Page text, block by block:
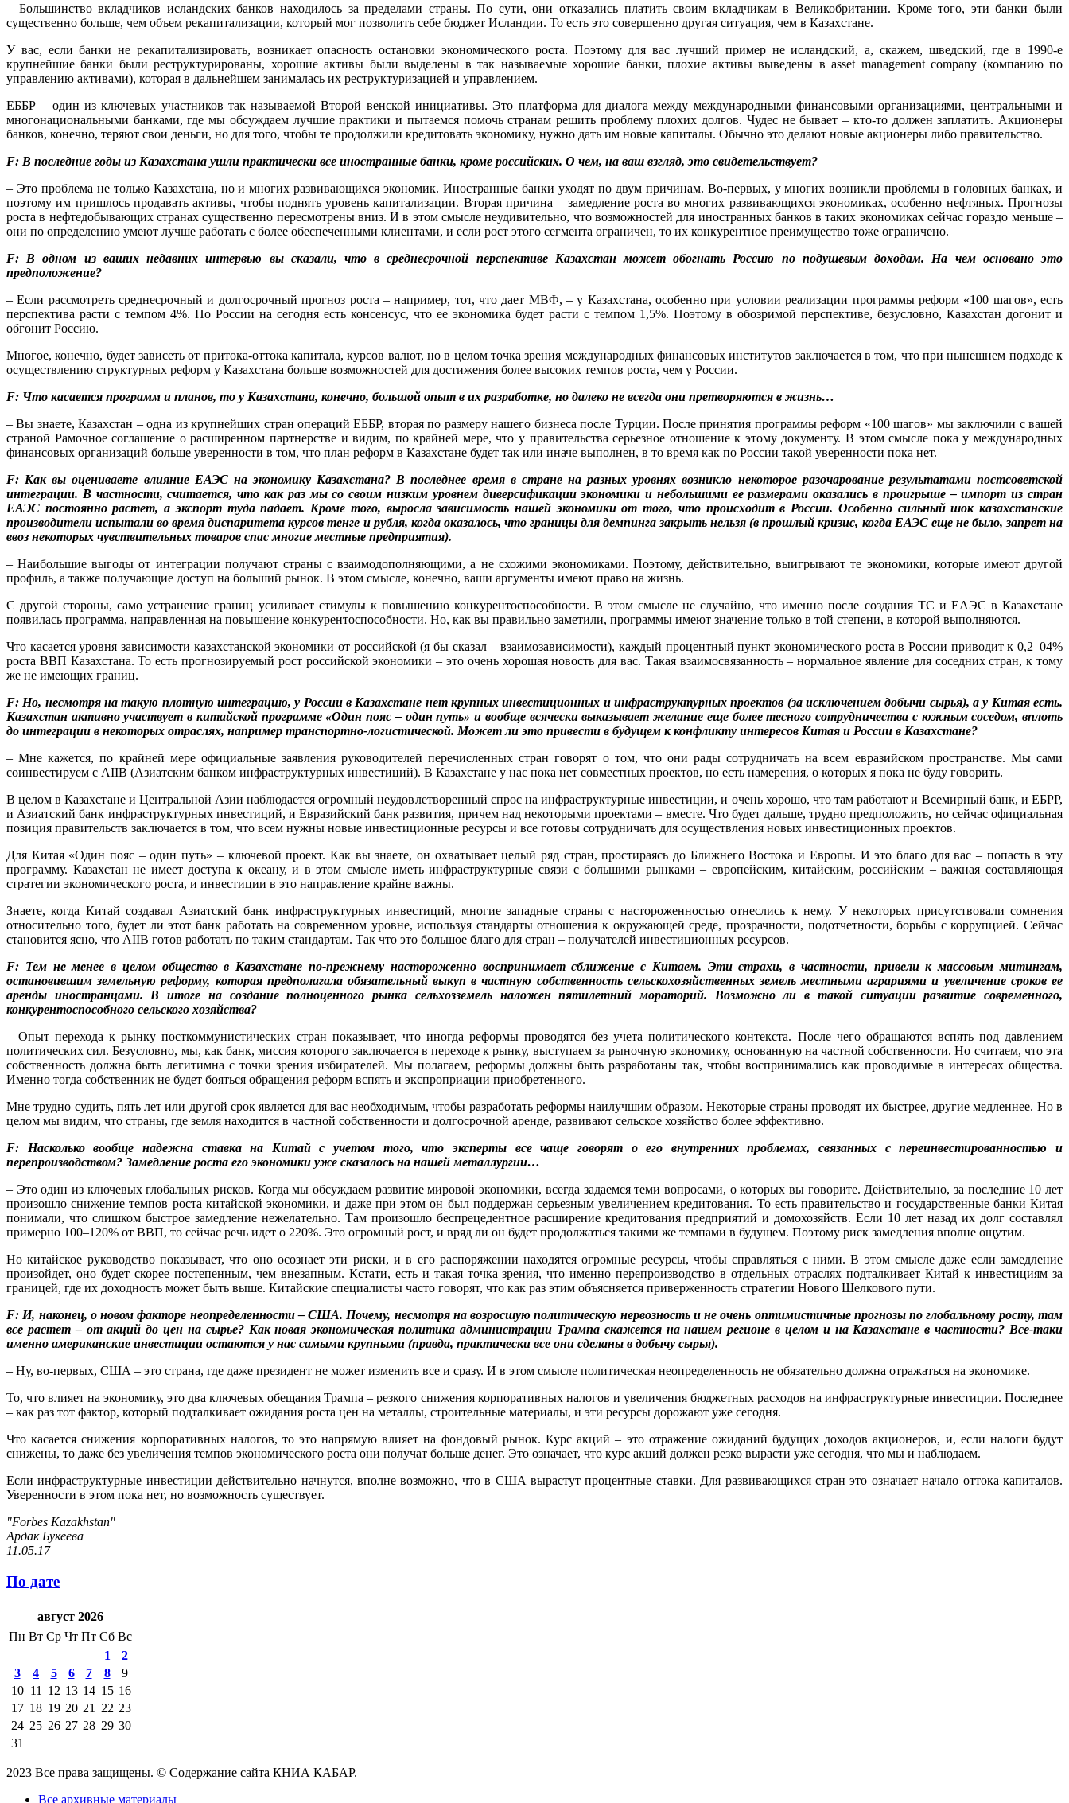
– Большинство вкладчиков исландских банков находилось за пределами страны. По сути, они отказались платить своим вкладчикам в Великобритании. Кроме того, эти банки были
существенно больше, чем объем рекапитализации, который мог позволить себе бюджет Исландии. То есть это совершенно другая ситуация, чем в Казахстане.
У вас, если банки не рекапитализировать, возникает опасность остановки экономического роста. Поэтому для вас лучший пример не исландский, а, скажем, шведский, где в 1990-е
крупнейшие банки были реструктурированы, хорошие активы были выделены в так называемые хорошие банки, плохие активы выведены в asset management company (компанию по
управлению активами), которая в дальнейшем занималась их реструктуризацией и управлением.
ЕББР – один из ключевых участников так называемой Второй венской инициативы. Это платформа для диалога между международными финансовыми организациями, центральными и
многонациональными банками, где мы обсуждаем лучшие практики и пытаемся помочь странам решить проблему плохих долгов. Чудес не бывает – кто-то должен заплатить. Акционеры
банков, конечно, теряют свои деньги, но для того, чтобы те продолжили кредитовать экономику, нужно дать им новые капиталы. Обычно это делают новые акционеры либо правительство.
F: В последние годы из Казахстана ушли практически все иностранные банки, кроме российских. О чем, на ваш взгляд, это свидетельствует?
– Это проблема не только Казахстана, но и многих развивающихся экономик. Иностранные банки уходят по двум причинам. Во-первых, у многих возникли проблемы в головных банках, и
поэтому им пришлось продавать активы, чтобы поднять уровень капитализации. Вторая причина – замедление роста во многих развивающихся экономиках, особенно нефтяных. Прогнозы
роста в нефтедобывающих странах существенно пересмотрены вниз. И в этом смысле неудивительно, что возможностей для иностранных банков в таких экономиках сейчас гораздо меньше –
они по определению умеют лучше работать с более обеспеченными клиентами, и если рост этого сегмента ограничен, то их конкурентное преимущество тоже ограничено.
F: В одном из ваших недавних интервью вы сказали, что в среднесрочной перспективе Казахстан может обогнать Россию по подушевым доходам. На чем основано это
предположение?
– Если рассмотреть среднесрочный и долгосрочный прогноз роста – например, тот, что дает МВФ, – у Казахстана, особенно при условии реализации программы реформ «100 шагов», есть
перспектива расти с темпом 4%. По России на сегодня есть консенсус, что ее экономика будет расти с темпом 1,5%. Поэтому в обозримой перспективе, безусловно, Казахстан догонит и
обгонит Россию.
Многое, конечно, будет зависеть от притока-оттока капитала, курсов валют, но в целом точка зрения международных финансовых институтов заключается в том, что при нынешнем подходе к
осуществлению структурных реформ у Казахстана больше возможностей для достижения более высоких темпов роста, чем у России.
F: Что касается программ и планов, то у Казахстана, конечно, большой опыт в их разработке, но далеко не всегда они претворяются в жизнь…
– Вы знаете, Казахстан – одна из крупнейших стран операций ЕББР, вторая по размеру нашего бизнеса после Турции. После принятия программы реформ «100 шагов» мы заключили с вашей
страной Рамочное соглашение о расширенном партнерстве и видим, по крайней мере, что у правительства серьезное отношение к этому документу. В этом смысле пока у международных
финансовых организаций больше уверенности в том, что план реформ в Казахстане будет так или иначе выполнен, в то время как по России такой уверенности пока нет.
F: Как вы оцениваете влияние ЕАЭС на экономику Казахстана? В последнее время в стране на разных уровнях возникло некоторое разочарование результатами постсоветской
интеграции. В частности, считается, что как раз мы со своим низким уровнем диверсификации экономики и небольшими ее размерами оказались в проигрыше – импорт из стран
ЕАЭС постоянно растет, а экспорт туда падает. Кроме того, выросла зависимость нашей экономики от того, что происходит в России. Особенно сильный шок казахстанские
производители испытали во время диспаритета курсов тенге и ­рубля, когда оказалось, что границы для демпинга закрыть нельзя (в прошлый кризис, когда ЕАЭС еще не было, запрет на
ввоз некоторых чувствительных товаров спас многие местные предприятия).
– Наибольшие выгоды от интеграции получают страны с взаимодополняющими, а не схожими экономиками. Поэтому, действительно, выигрывают те экономики, которые имеют другой
профиль, а также получающие доступ на больший рынок. В этом смысле, конечно, ваши аргументы имеют право на жизнь.
С другой стороны, само устранение границ усиливает стимулы к повышению конкурентоспособности. В этом смысле не случайно, что именно после создания ТС и ЕАЭС в Казахстане
появилась программа, направленная на повышение конкурентоспособности. Но, как вы правильно заметили, программы имеют значение только в той степени, в которой выполняются.
Что касается уровня зависимости казахстанской экономики от российской (я бы сказал – взаимозависимости), каждый процентный пункт экономического роста в России приводит к 0,2–04%
роста ВВП Казахстана. То есть прогнозируемый рост российской экономики – это очень хорошая новость для вас. Такая взаимо­связанность – нормальное явление для соседних стран, к тому
же не имеющих границ.
F: Но, несмотря на такую плотную интеграцию, у России в Казахстане нет крупных инвестиционных и инфраструктурных проектов (за исключением добычи сырья), а у Китая есть.
Казахстан активно участвует в китайской программе «Один пояс – один путь» и вообще всячески выказывает желание еще более тесного сотрудничества с южным соседом, вплоть
до интеграции в некоторых отраслях, например транспортно-логистической. Может ли это привести в будущем к конфликту интересов Китая и России в Казахстане?
– Мне кажется, по крайней мере официальные заявления руководителей перечисленных стран говорят о том, что они рады сотрудничать на всем евразийском пространстве. Мы сами
соинвестируем с AIIB (Азиатским банком инфраструктурных инвестиций). В Казахстане у нас пока нет совместных проектов, но есть намерения, о которых я пока не буду говорить.
В целом в Казахстане и Центральной Азии наблюдается огромный неудовлетворенный спрос на инфраструктурные инвестиции, и очень хорошо, что там работают и Всемирный банк, и ЕБРР,
и Азиатский банк инфраструктурных инвестиций, и Евразийский банк развития, причем над некоторыми проектами – вместе. Что будет дальше, трудно предположить, но сейчас официальная
позиция правительств заключается в том, что всем нужны новые инвестиционные ресурсы и все готовы сотрудничать для осуществления новых инвестиционных проектов.
Для Китая «Один пояс – один путь» – ключевой проект. Как вы знаете, он охватывает целый ряд стран, простираясь до Ближнего Востока и Европы. И это благо для вас – попасть в эту
программу. Казахстан не имеет доступа к океану, и в этом смысле иметь инфраструктурные связи с большими рынками – европейским, китайским, российским – важная составляющая
стратегии экономического роста, и инвестиции в это направление крайне важны.
Знаете, когда Китай создавал Азиатский банк инфраструктурных инвестиций, многие западные страны с настороженностью отнеслись к нему. У некоторых присутствовали сомнения
относительно того, будет ли этот банк работать на современном уровне, используя стандарты отношения к окружающей среде, прозрачности, подотчетности, борьбы с коррупцией. Сейчас
становится ясно, что AIIB готов работать по таким стандартам. Так что это большое благо для стран – получателей инвестиционных ресурсов.
F: Тем не менее в целом общество в Казахстане по-прежнему настороженно воспринимает сближение с Китаем. Эти страхи, в частности, привели к массовым митингам,
остановившим земельную реформу, которая предполагала обязательный выкуп в частную собственность сельскохозяйственных земель местными аграриями и увеличение сроков ее
аренды иностранцами. В итоге на создание полноценного рынка сельхозземель наложен пятилетний мораторий. Возможно ли в такой ситуации развитие современного,
конкурентоспособного сельского хозяйства?
– Опыт перехода к рынку посткоммунистических стран показывает, что иногда реформы проводятся без учета политического контекста. После чего обращаются вспять под давлением
политических сил. Безусловно, мы, как банк, миссия которого заключается в переходе к рынку, выступаем за рыночную экономику, основанную на частной собственности. Но считаем, что эта
собственность должна быть легитимна с точки зрения избирателей. Мы полагаем, реформы должны быть разработаны так, чтобы воспринимались как проводимые в интересах общества.
Именно тогда собственник не будет бояться обращения реформ вспять и экспроприации приобретенного.
Мне трудно судить, пять лет или другой срок является для вас необходимым, чтобы разработать реформы наилучшим образом. Некоторые страны проводят их быстрее, другие медленнее. Но в
целом мы видим, что страны, где земля находится в частной собственности и долгосрочной аренде, развивают сельское хозяйство более эффективно.
F: Насколько вообще надежна ставка на Китай с учетом того, что эксперты все чаще говорят о его внутренних проблемах, связанных с переинвестированностью и
перепроизводством? Замедление роста его экономики уже сказалось на нашей металлургии…
– Это один из ключевых глобальных рисков. Когда мы обсуждаем развитие мировой экономики, всегда задаемся теми вопросами, о которых вы говорите. Действительно, за последние 10 лет
произошло снижение темпов роста китайской экономики, и даже при этом он был поддержан серьезным увеличением кредитования. То есть правительство и государственные банки Китая
понимали, что слишком быстрое замедление нежелательно. Там произошло беспрецедентное расширение кредитования предприятий и домохозяйств. Если 10 лет назад их долг составлял
примерно 100–120% от ВВП, то сейчас речь идет о 220%. Это огромный рост, и вряд ли он будет продолжаться такими же темпами в будущем. Поэтому риск замедления вполне ощутим.
Но китайское руководство показывает, что оно осознает эти риски, и в его распоряжении находятся огромные ресурсы, чтобы справляться с ними. В этом смысле даже если замедление
произойдет, оно будет скорее постепенным, чем внезапным. Кстати, есть и такая точка зрения, что именно перепроизводство в отдельных отраслях подталкивает Китай к инвестициям за
границей, где их доходность может быть выше. Китайские специалисты часто говорят, что как раз этим объясняется приверженность стратегии Нового Шелкового пути.
F: И, наконец, о новом факторе неопределенности – США. Почему, несмотря на возросшую политическую нервозность и не очень оптимистичные прогнозы по глобальному росту, там
все растет – от акций до цен на сырье? Как новая экономическая политика администрации Трампа скажется на нашем регионе в целом и на Казахстане в частности? Все-таки
именно американские инвестиции остаются у нас самыми крупными (правда, практически все они сделаны в добычу сырья).
– Ну, во-первых, США – это страна, где даже президент не может изменить все и сразу. И в этом смысле политическая неопределенность не обязательно должна отражаться на экономике.
То, что влияет на экономику, это два ключевых обещания Трампа – резкого снижения корпоративных налогов и увеличения бюджетных расходов на инфраструктурные инвестиции. Последнее
– как раз тот фактор, который подталкивает ожидания роста цен на металлы, строительные материалы, и эти ресурсы дорожают уже сегодня.
Что касается снижения корпоративных налогов, то это напрямую влияет на фондовый рынок. Курс акций – это отражение ожиданий будущих доходов акционеров, и, если налоги будут
снижены, то даже без увеличения темпов экономического роста они получат больше денег. Это означает, что курс акций должен резко вырасти уже сегодня, что мы и наблюдаем.
Если инфраструктурные инвестиции действительно начнутся, вполне возможно, что в США вырастут процентные ставки. Для развивающихся стран это означает начало оттока капиталов.
Уверенности в этом пока нет, но возможность существует.
"Forbes Kazakhstan"
Ардак Букеева
11.05.17
По дате
август 2026
Пн Вт Ср Чт Пт Сб Вс
1
2
3
4 5 6 7 8
9
10 11 12 13 14 15 16
17 18 19 20 21 22 23
24 25 26 27 28 29 30
31
2023 Все права защищены. © Содержание сайта КНИА КАБАР.
Все архивные материалы